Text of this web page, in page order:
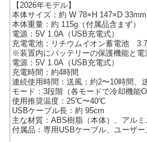
【2026年モデル】
本体サイズ：約 W 78×H 147×D 33mm
本体重量：約 115g（付属品含まず）
電源：5V 1.0A（USB充電式）
充電電池：リチウムイオン蓄電池
※装置内にバッテリーの保護機能と電
電源：5V 1.0A（USB充電式）
充電時間：約4時間
連続使用時間：送風：約2〜10時間、
モード：3段階（各モードで冷却機能
使用推奨温度：25℃〜40℃
USBケーブル長：約 95cm
主な材質：ABS樹脂（本体）、アルミ
付属品：専用USBケーブル、ユーザー